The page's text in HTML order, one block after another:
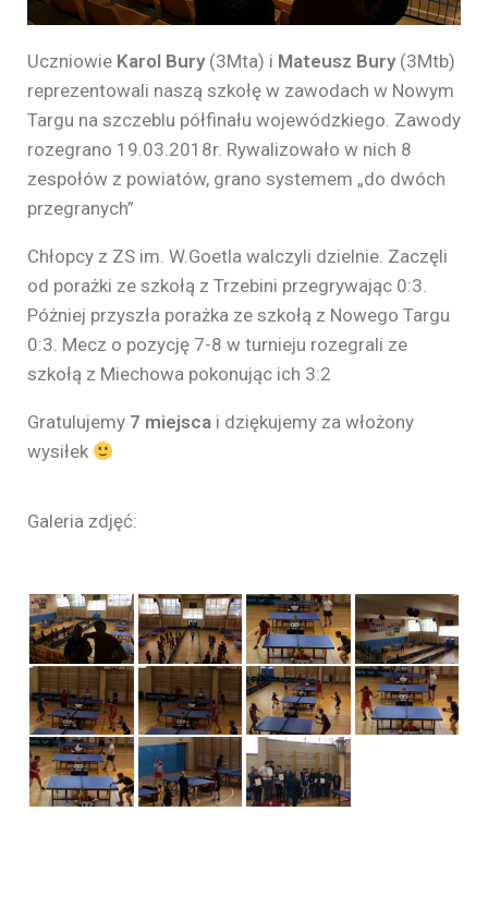
Uczniowie Karol Bury(3Mta) i Mateusz Bury(3Mtb)
reprezentowali naszą szkołę w zawodach w Nowym
Targu na szczeblu półfinału wojewódzkiego. Zawody
rozegrano 19.03.2018r. Rywalizowało w nich 8
zespołów z powiatów, grano systemem „do dwóch
przegranych”
Chłopcy z ZS im. W.Goetla walczyli dzielnie. Zaczęli
od porażki ze szkołą z Trzebini przegrywając 0:3.
Póżniej przyszła porażka ze szkołą z Nowego Targu
0:3. Mecz o pozycję 7-8 w turnieju rozegrali ze
szkołą z Miechowa pokonując ich 3:2
Gratulujemy 7 miejsca i dziękujemy za włożony
wysiłek
Galeria zdjęć: